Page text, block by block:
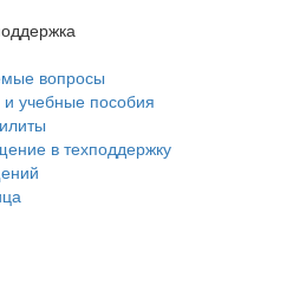
вопросы
учебные пособия
в техподдержку